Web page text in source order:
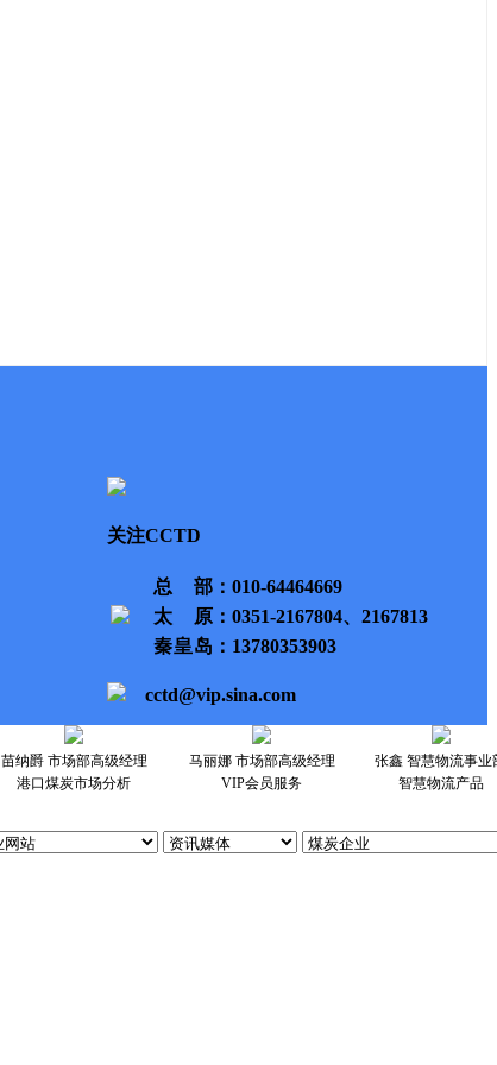
关注CCTD
总部 ：010-64464669
太原 ：0351-2167804、2167813
秦皇岛 ：13780353903
cctd@vip.sina.com
苗纳爵 市场部高级经理
港口煤炭市场分析
马丽娜 市场部高级经理
VIP会员服务
张鑫 智慧物流事业
智慧物流产品